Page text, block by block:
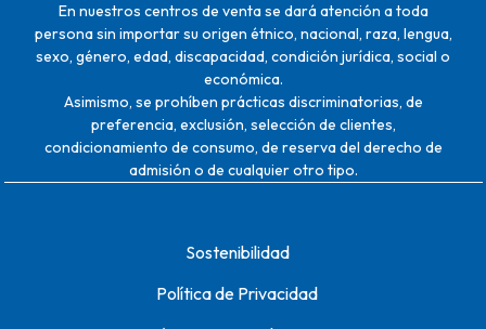
En nuestros centros de venta se dará atención a toda
persona sin importar su origen étnico, nacional, raza, lengua,
sexo, género, edad, discapacidad, condición jurídica, social o
económica.
Asimismo, se prohíben prácticas discriminatorias, de
preferencia, exclusión, selección de clientes,
condicionamiento de consumo, de reserva del derecho de
admisión o de cualquier otro tipo.
Sostenibilidad
Política de Privacidad